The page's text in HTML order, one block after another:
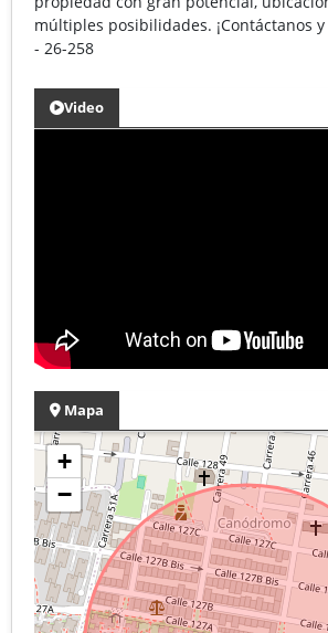
múltiples posibilidades. ¡Contáctanos
- 26-258
Video
Mapa
+
−